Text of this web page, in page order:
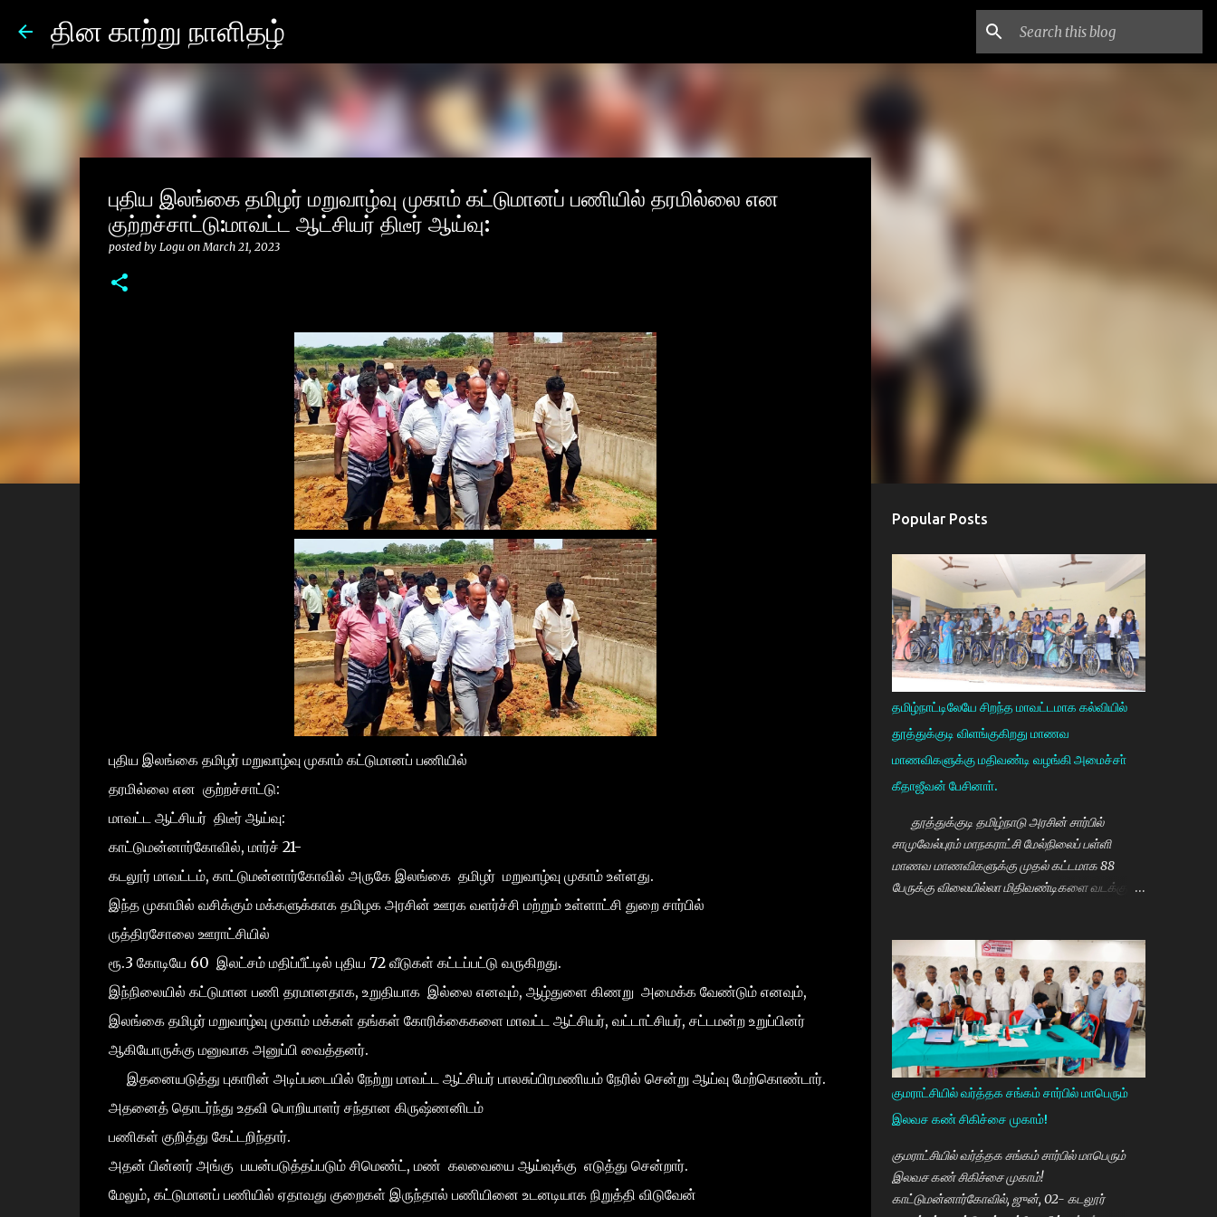
தின காற்று நாளிதழ்
புதிய இலங்கை தமிழர் மறுவாழ்வு முகாம் கட்டுமானப் பணியில் தரமில்லை என
குற்றச்சாட்டு:மாவட்ட ஆட்சியர் திடீர் ஆய்வு:
posted by Logu onMarch 21, 2023
புதிய இலங்கை தமிழர் மறுவாழ்வு முகாம் கட்டுமானப் பணியில்
தரமில்லை என குற்றச்சாட்டு:
மாவட்ட ஆட்சியர் திடீர் ஆய்வு:
காட்டுமன்னார்கோவில், மார்ச் 21-
கடலூர் மாவட்டம், காட்டுமன்னார்கோவில் அருகே இலங்கை தமிழர் மறுவாழ்வு முகாம் உள்ளது.
இந்த முகாமில் வசிக்கும் மக்களுக்காக தமிழக அரசின் ஊரக வளர்ச்சி மற்றும் உள்ளாட்சி துறை சார்பில்
ருத்திரசோலை ஊராட்சியில்
ரூ.3 கோடியே 60 இலட்சம் மதிப்பீட்டில் புதிய 72 வீடுகள் கட்டப்பட்டு வருகிறது.
இந்நிலையில் கட்டுமான பணி தரமானதாக, உறுதியாக இல்லை எனவும், ஆழ்துளை கிணறு அமைக்க வேண்டும் எனவும்,
இலங்கை தமிழர் மறுவாழ்வு முகாம் மக்கள் தங்கள் கோரிக்கைகளை மாவட்ட ஆட்சியர், வட்டாட்சியர், சட்டமன்ற உறுப்பினர்
ஆகியோருக்கு மனுவாக அனுப்பி வைத்தனர்.
இதனையடுத்து புகாரின் அடிப்படையில் நேற்று மாவட்ட ஆட்சியர் பாலசுப்பிரமணியம் நேரில் சென்று ஆய்வு மேற்கொண்டார்.
அதனைத் தொடர்ந்து உதவி பொறியாளர் சந்தான கிருஷ்ணனிடம்
பணிகள் குறித்து கேட்டறிந்தார்.
அதன் பின்னர் அங்கு பயன்படுத்தப்படும் சிமெண்ட், மண் கலவையை ஆய்வுக்கு எடுத்து சென்றார்.
மேலும், கட்டுமானப் பணியில் ஏதாவது குறைகள் இருந்தால் பணியினை உடனடியாக நிறுத்தி விடுவேன்
Popular Posts
தமிழ்நாட்டிலேயே சிறந்த மாவட்டமாக கல்வியில்
தூத்துக்குடி விளங்குகிறது மாணவ
மாணவிகளுக்கு மதிவண்டி வழங்கி அமைச்சா்
கீதாஜீவன் பேசினாா்.
தூத்துக்குடி தமிழ்நாடு அரசின் சார்பில்
சாமுவேல்புரம் மாநகராட்சி மேல்நிலைப் பள்ளி
மாணவ மாணவிகளுக்கு முதல் கட்டமாக 88
பேருக்கு விலையில்லா மிதிவண்டிகளை வடக்கு
வழங்கி பேசுகையில் தமிழ்நாடு அரசின்
விலையில்லா மிதிவண்டி வழங்கும் நிகழ்ச்சியில்
மாணவர்களாகிய உங்களை சந்திப்பதில் மகிழ்ச்சி.
தமிழ்நாடு கல்வியில் சிறந்து விளங்க வேண்டும்
என்பதற்காக முதலமைச்சர் மு.க.ஸ்டாலின் அதிக
முயற்சி எடுத்து கல்வியும். மருத்துவமும் எனது
இரு கண்கள் என முதலமைச்சர் கூறி வருகிறார்.
எத்தனையோ மாணவியர்களுக்கு கிடைக்காத
வாய்ப்பு உங்களுக்கு கிடைத்திருக்கிறது. முன்பு 8 ம்
வகுப்பு அல்லது 10 ம் வகுப்பிலேயே
மாணவியர்களின் பள்ளிப்படிப்பை நிறுத்தும்
நிலையை மாற்றி, பெண் குழந்தைகள் கல்லூரி
வரை படிக்க வேண்டும். அவர்களுக்கு உயர்கல்வி
குமராட்சியில் வர்த்தக சங்கம் சார்பில் மாபெரும்
இலவச கண் சிகிச்சை முகாம்!
குமராட்சியில் வர்த்தக சங்கம் சார்பில் மாபெரும்
இலவச கண் சிகிச்சை முகாம்!
காட்டுமன்னார்கோவில், ஜுன், 02- கடலூர்